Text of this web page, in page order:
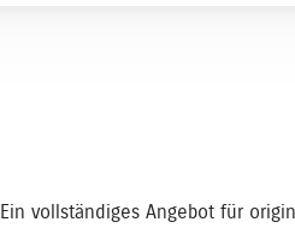
Ein vollständiges Angebot für